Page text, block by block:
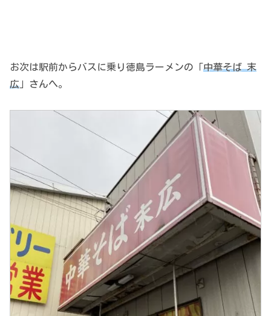
お次は駅前からバスに乗り徳島ラーメンの「 中華そば 末
広 」さんへ。